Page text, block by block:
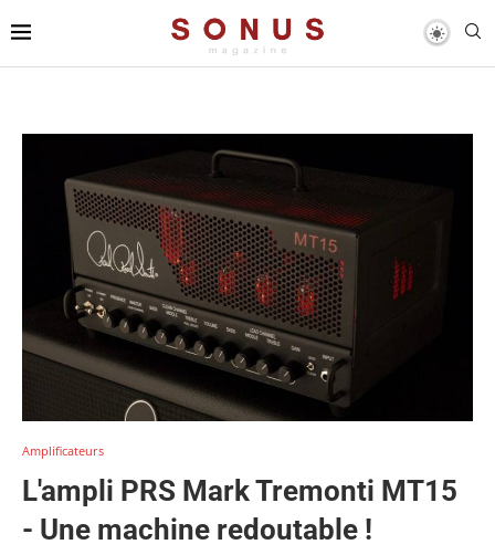
Amplificateurs
L'ampli PRS Mark Tremonti MT15
- Une machine redoutable !